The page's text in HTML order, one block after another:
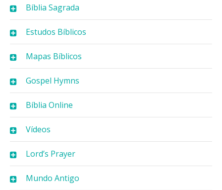
Bíblia Sagrada
Estudos Bíblicos
Mapas Bíblicos
Gospel Hymns
Bíblia Online
Vídeos
Lord’s Prayer
Mundo Antigo